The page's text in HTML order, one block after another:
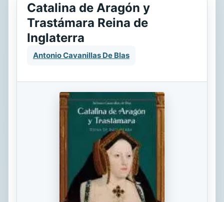
Catalina de Aragón y
Trastámara Reina de
Inglaterra
Antonio Cavanillas De Blas